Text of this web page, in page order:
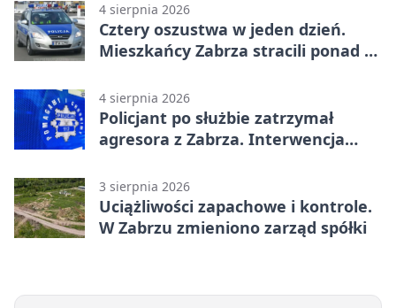
4 sierpnia 2026
Cztery oszustwa w jeden dzień.
Mieszkańcy Zabrza stracili ponad 6
4 sierpnia 2026
Policjant po służbie zatrzymał
agresora z Zabrza. Interwencja
3 sierpnia 2026
Uciążliwości zapachowe i kontrole.
W Zabrzu zmieniono zarząd spółki